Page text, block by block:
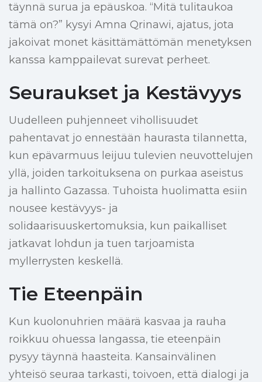
täynnä surua ja epäuskoa. “Mitä tulitaukoa
tämä on?” kysyi Amna Qrinawi, ajatus, jota
jakoivat monet käsittämättömän menetyksen
kanssa kamppailevat surevat perheet.
Seuraukset ja Kestävyys
Uudelleen puhjenneet vihollisuudet
pahentavat jo ennestään haurasta tilannetta,
kun epävarmuus leijuu tulevien neuvottelujen
yllä, joiden tarkoituksena on purkaa aseistus
ja hallinto Gazassa. Tuhoista huolimatta esiin
nousee kestävyys- ja
solidaarisuuskertomuksia, kun paikalliset
jatkavat lohdun ja tuen tarjoamista
myllerrysten keskellä.
Tie Eteenpäin
Kun kuolonuhrien määrä kasvaa ja rauha
roikkuu ohuessa langassa, tie eteenpäin
pysyy täynnä haasteita. Kansainvälinen
yhteisö seuraa tarkasti, toivoen, että dialogi ja